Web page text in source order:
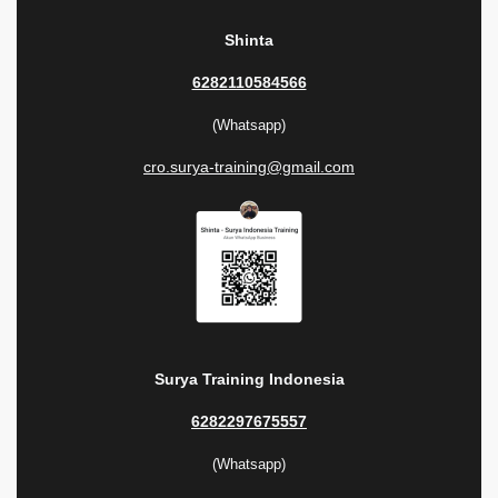
Shinta
6282110584566
(Whatsapp)
cro.surya-training@gmail.com
Surya Training Indonesia
6282297675557
(Whatsapp)